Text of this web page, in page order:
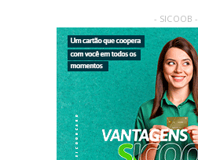
- SICOOB -